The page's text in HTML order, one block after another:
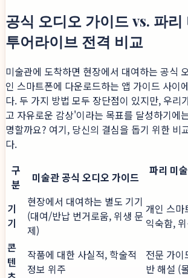
공식 오디오 가이드 vs. 파리
투어라이브 전격 비교
미술관에 도착하면 현장에서 대여하는 공식
인 스마트폰에 다운로드하는 앱 가이드 사이
다. 두 가지 방법 모두 장단점이 있지만, 우리
고 자유로운 감상'이라는 목표를 달성하기에
명할까요? 여기, 당신의 결심을 돕기 위한 비
다.
구
분
미술관 공식 오디오 가이드
파리 미
기
기
현장에서 대여하는 별도 기기
(대여/반납 번거로움, 위생 문
제)
개인 스마
익숙함,
콘
텐
작품에 대한 사실적, 학술적
정보 위주
전문 가이
반 해설 (